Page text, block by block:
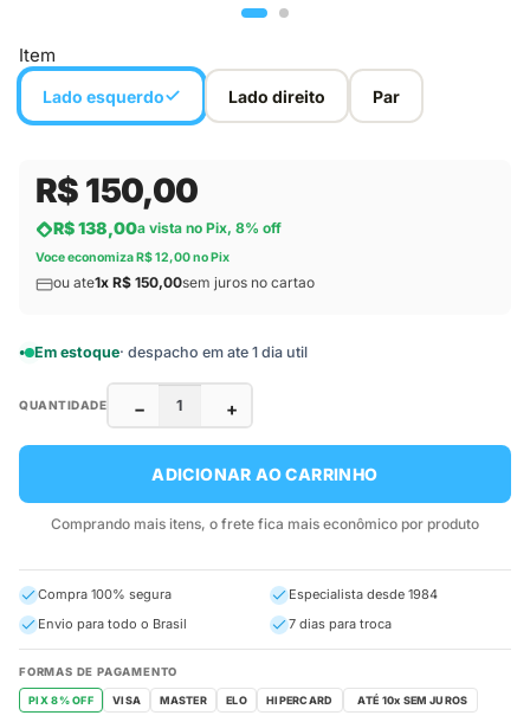
R$ 150,00
R$ 138,00a vista no Pix, 8% off
Voce economiza R$ 12,00 no Pix
ou ate1x R$ 150,00sem juros no cartao
Em estoque· despacho em ate 1 dia util
Item
Lado esquerdo Lado direito Par
QUANTIDADE − +
ADICIONAR AO CARRINHO
Comprando mais itens, o frete fica mais econômico por produto
Compra 100% segura
Especialista desde 1984
Envio para todo o Brasil
7 dias para troca
FORMAS DE PAGAMENTO
PIX 8% OFF VISA MASTER ELO HIPERCARD